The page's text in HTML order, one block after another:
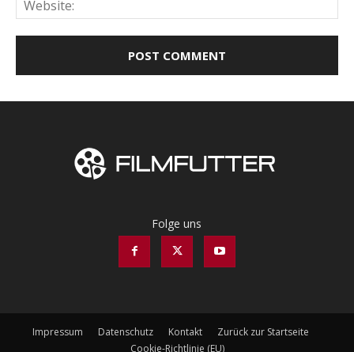
Folge uns
Impressum Datenschutz Kontakt
Zurück zur Startseite
Cookie-Richtlinie (EU)